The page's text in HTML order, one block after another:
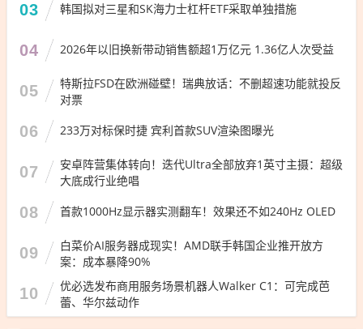
03 韩国拟对三星和SK海力士杠杆ETF采取单独措施
04 2026年以旧换新带动销售额超1万亿元 1.36亿人次受益
05
特斯拉FSD在欧洲碰壁！瑞典放话：不删超速功能就投反
对票
06 233万对标保时捷 宾利首款SUV渲染图曝光
07
安卓阵营集体转向！迭代Ultra全部放弃1英寸主摄：超级
大底成行业绝唱
08 首款1000Hz显示器实测翻车！效果还不如240Hz OLED
09
白菜价AI服务器成现实！AMD联手韩国企业推开放方
案：成本暴降90%
10
优必选发布商用服务场景机器人Walker C1：可完成芭
蕾、华尔兹动作